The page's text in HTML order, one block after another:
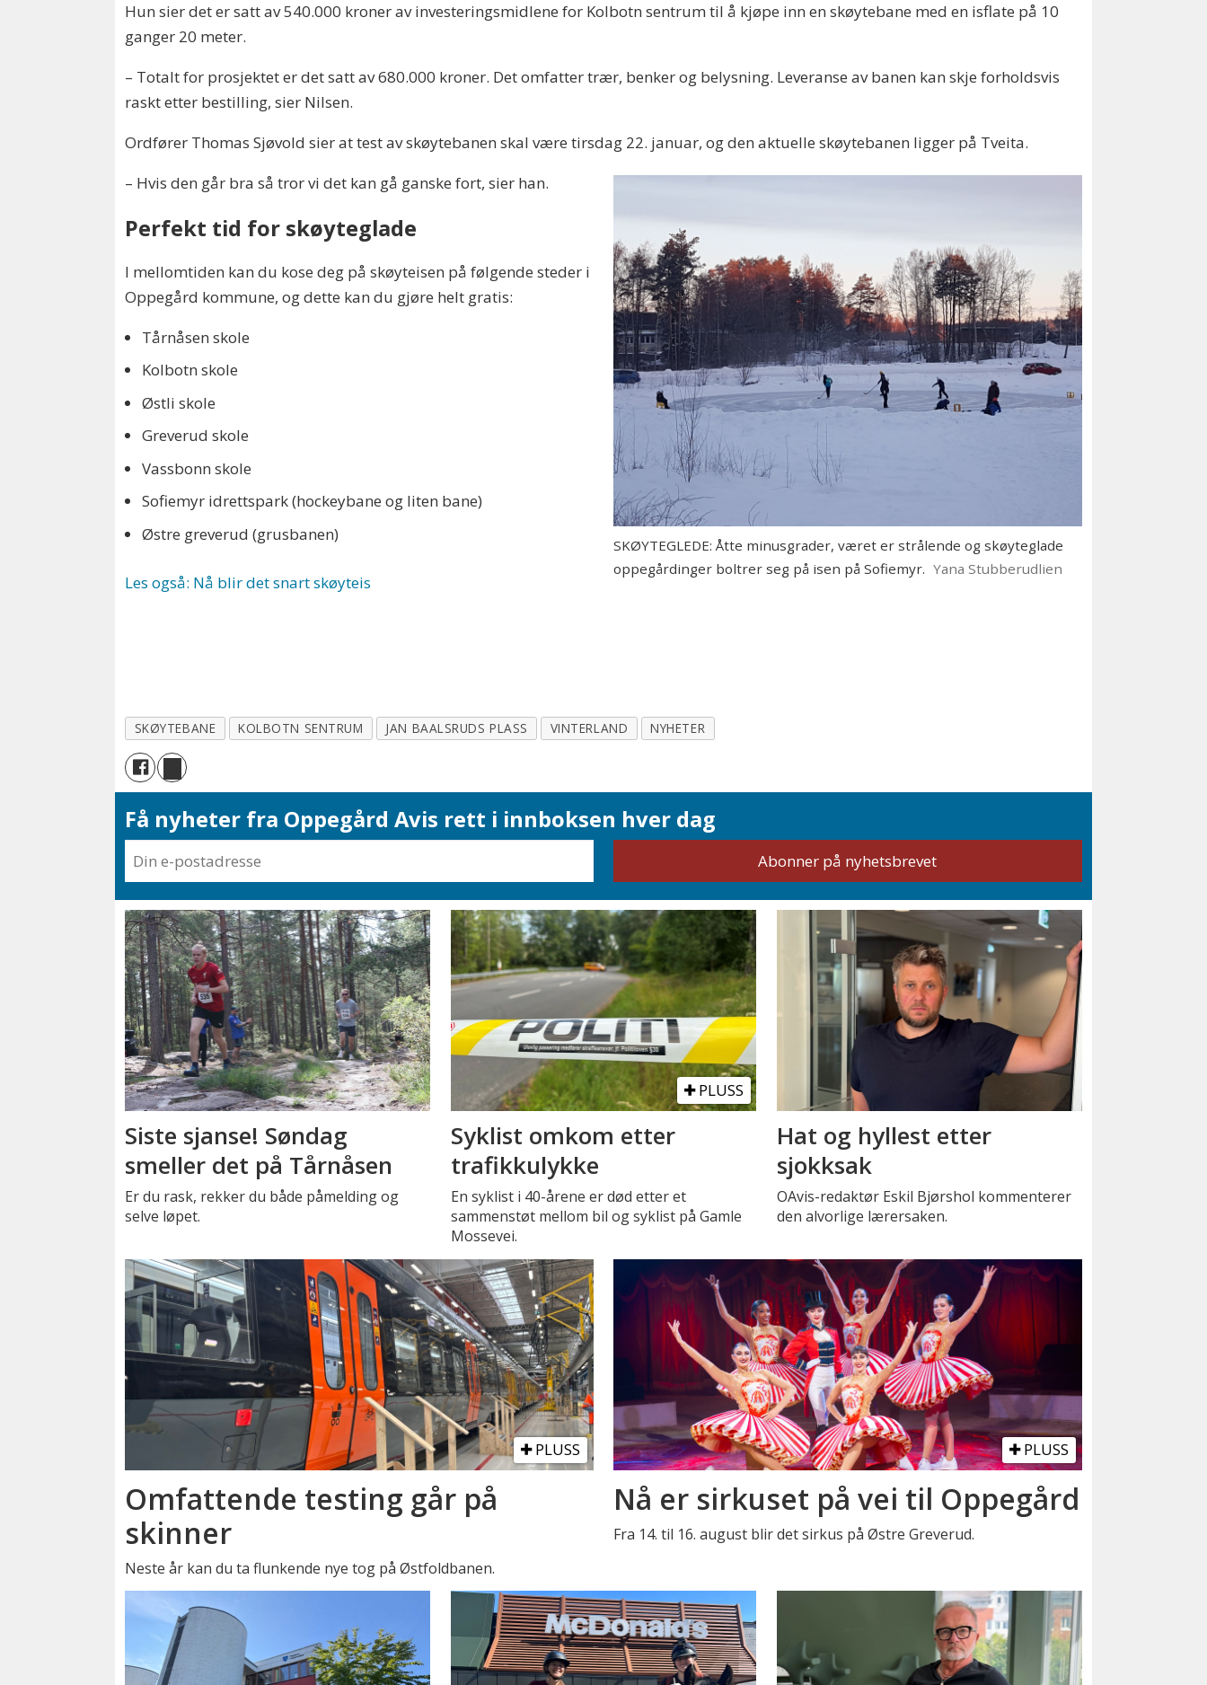
Hun sier det er satt av 540.000 kroner av investeringsmidlene for Kolbotn sentrum til å kjøpe inn en skøytebane med en isflate på 10
ganger 20 meter.
– Totalt for prosjektet er det satt av 680.000 kroner. Det omfatter trær, benker og belysning. Leveranse av banen kan skje forholdsvis
raskt etter bestilling, sier Nilsen.
Ordfører Thomas Sjøvold sier at test av skøytebanen skal være tirsdag 22. januar, og den aktuelle skøytebanen ligger på Tveita.
SKØYTEGLEDE: Åtte minusgrader, været er strålende og skøyteglade
oppegårdinger boltrer seg på isen på Sofiemyr. Yana Stubberudlien
– Hvis den går bra så tror vi det kan gå ganske fort, sier han.
Perfekt tid for skøyteglade
I mellomtiden kan du kose deg på skøyteisen på følgende steder i
Oppegård kommune, og dette kan du gjøre helt gratis:
Tårnåsen skole
Kolbotn skole
Østli skole
Greverud skole
Vassbonn skole
Sofiemyr idrettspark (hockeybane og liten bane)
Østre greverud (grusbanen)
Les også: Nå blir det snart skøyteis
SKØYTEBANE KOLBOTN SENTRUM JAN BAALSRUDS PLASS VINTERLAND NYHETER
Få nyheter fra Oppegård Avis rett i innboksen hver dag
Siste sjanse! Søndag
smeller det på Tårnåsen
Er du rask, rekker du både påmelding og
selve løpet.
PLUSS
Syklist omkom etter
trafikkulykke
En syklist i 40-årene er død etter et
sammenstøt mellom bil og syklist på Gamle
Mossevei.
Hat og hyllest etter
sjokksak
OAvis-redaktør Eskil Bjørshol kommenterer
den alvorlige lærersaken.
PLUSS
Omfattende testing går på
skinner
Neste år kan du ta flunkende nye tog på Østfoldbanen.
PLUSS
Nå er sirkuset på vei til Oppegård
Fra 14. til 16. august blir det sirkus på Østre Greverud.